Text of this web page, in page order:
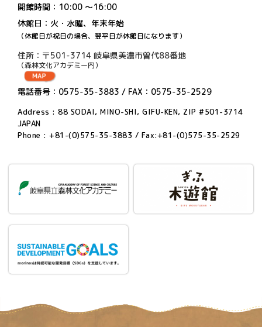
開館時間：10:00 〜16:00
休館日：火・水曜、年末年始
（休館日が祝日の場合、翌平日が休館日になります）
住所：〒501-3714 岐阜県美濃市曽代88番地
（森林文化アカデミー内）
電話番号：0575-35-3883 / FAX：0575-35-2529
Address : 88 SODAI, MINO-SHI, GIFU-KEN, ZIP #501-3714
JAPAN
Phone : +81-(0)575-35-3883 / Fax:+81-(0)575-35-2529